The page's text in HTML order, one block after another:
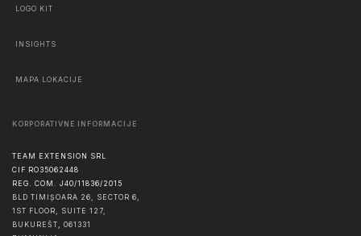
LOGO KIT
INSIGHTS
MAPA LOKACIJE
KORPORATIVNE INFORMACIJE
TEAM EXTENSION SRL
CIF RO35062448
REG. COM. J40/11836/2015
BLD TIMIȘOARA 26, SECTOR 6,
1ST FLOOR, SUITE 127,
BUKUREŠT
061331